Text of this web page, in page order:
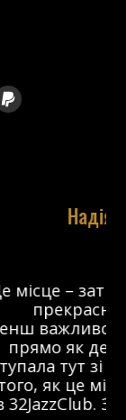
з
клуб,
Я
ще до